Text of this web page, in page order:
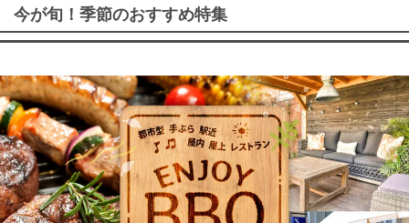
今が旬！季節のおすすめ特集